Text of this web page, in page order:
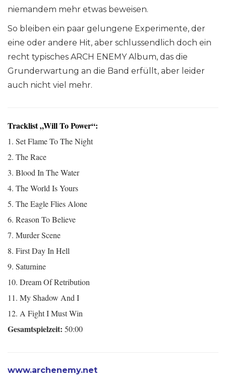
niemandem mehr etwas beweisen.
So bleiben ein paar gelungene Experimente, der
eine oder andere Hit, aber schlussendlich doch ein
recht typisches ARCH ENEMY Album, das die
Grunderwartung an die Band erfüllt, aber leider
auch nicht viel mehr.
Tracklist „Will To Power“:
1. Set Flame To The Night
2. The Race
3. Blood In The Water
4. The World Is Yours
5. The Eagle Flies Alone
6. Reason To Believe
7. Murder Scene
8. First Day In Hell
9. Saturnine
10. Dream Of Retribution
11. My Shadow And I
12. A Fight I Must Win
Gesamtspielzeit: 50:00
www.archenemy.net